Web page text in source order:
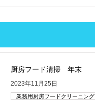
厨房フード清掃 年末
2023年11月25日
業務用厨房フードクリーニング